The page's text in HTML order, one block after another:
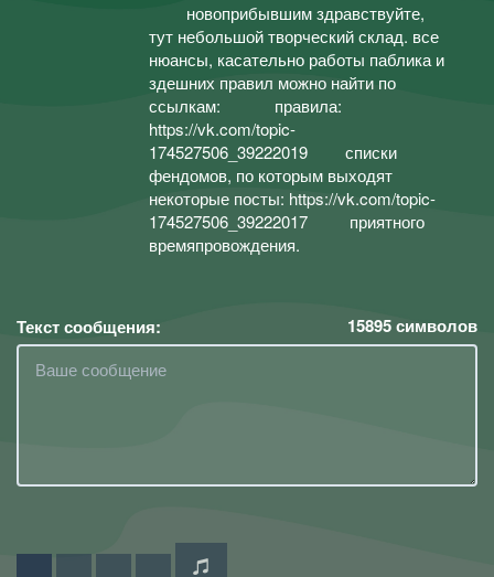
новоприбывшим здравствуйте,
тут небольшой творческий склад. все
нюансы, касательно работы паблика и
здешних правил можно найти по
ссылкам: правила:
https://vk.com/topic-
174527506_39222019 списки
фендомов, по которым выходят
некоторые посты: https://vk.com/topic-
174527506_39222017 приятного
времяпровождения.
Текст сообщения: 15895символов